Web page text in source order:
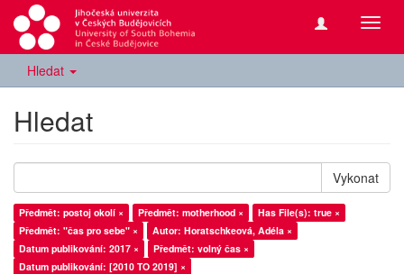
Hledat
Hledat
Vykonat
Předmět: postoj okolí × Předmět: motherhood ×
Has File(s): true ×
Předmět: "čas pro sebe" ×
Autor: Horatschkeová, Adéla ×
Datum publikování: 2017 ×
Předmět: volný čas ×
Datum publikování: [2010 TO 2019] ×